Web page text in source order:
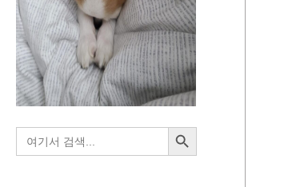
검
색:
검색 버튼